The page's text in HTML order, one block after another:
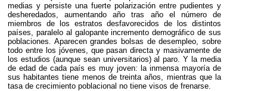
medias y persiste una fuerte polarización entre pudientes y
desheredados, aumentando año tras año el número de
miembros de los estratos desfavorecidos de los distintos
países, paralelo al galopante incremento demográfico de sus
poblaciones. Aparecen grandes bolsas de desempleo, sobre
todo entre los jóvenes, que pasan directa y masivamente de
los estudios (aunque sean universitarios) al paro. Y la media
de edad de cada país es muy joven: la inmensa mayoría de
sus habitantes tiene menos de treinta años, mientras que la
tasa de crecimiento poblacional no tiene visos de frenarse.